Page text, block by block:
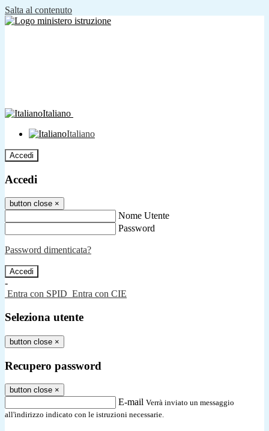
Salta al contenuto
Italiano
Italiano
Accedi
Accedi
button close ×
Nome Utente
Password
Password dimenticata?
-
Entra con SPID Entra con CIE
Seleziona utente
button close ×
Recupero password
button close ×
E-mail Verrà inviato un messaggio
all'indirizzo indicato con le istruzioni necessarie.